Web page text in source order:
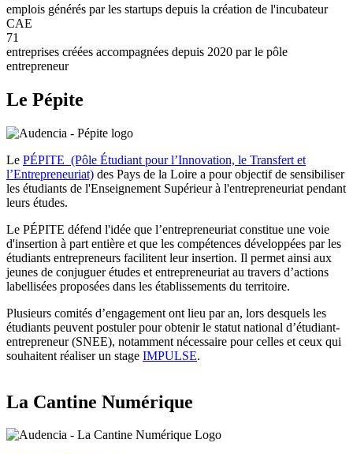
emplois générés par les startups depuis la création de l'incubateur
CAE
71
entreprises créées accompagnées depuis 2020 par le pôle
entrepreneur
Le Pépite
Le PÉPITE (Pôle Étudiant pour l’Innovation, le Transfert et
l’Entrepreneuriat) des Pays de la Loire a pour objectif de sensibiliser
les étudiants de l'Enseignement Supérieur à l'entrepreneuriat pendant
leurs études.
Le PÉPITE défend l'idée que l’entrepreneuriat constitue une voie
d'insertion à part entière et que les compétences développées par les
étudiants entrepreneurs facilitent leur insertion. Il permet ainsi aux
jeunes de conjuguer études et entrepreneuriat au travers d’actions
labellisées proposées dans les établissements du territoire.
Plusieurs comités d’engagement ont lieu par an, lors desquels les
étudiants peuvent postuler pour obtenir le statut national d’étudiant-
entrepreneur (SNEE), notamment nécessaire pour celles et ceux qui
souhaitent réaliser un stage IMPULSE.
La Cantine Numérique